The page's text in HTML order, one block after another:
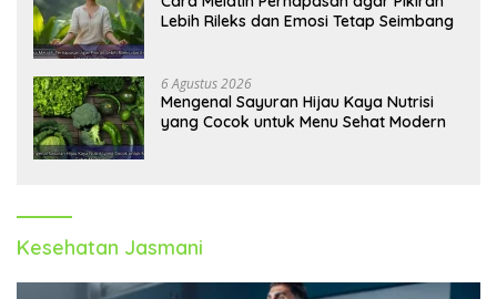
Lebih Rileks dan Emosi Tetap Seimbang
6 Agustus 2026
Mengenal Sayuran Hijau Kaya Nutrisi
yang Cocok untuk Menu Sehat Modern
Kesehatan Jasmani